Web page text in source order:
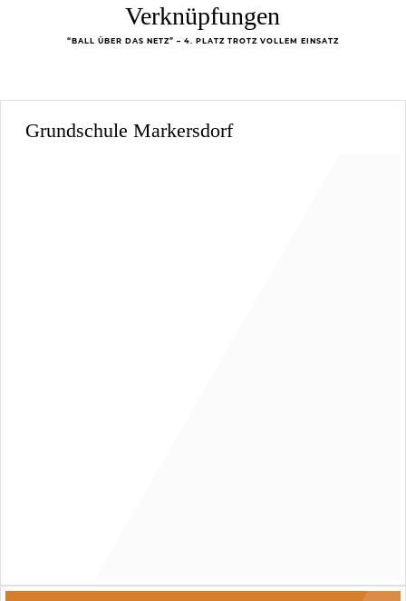
Verknüpfungen
“BALL ÜBER DAS NETZ” – 4. PLATZ TROTZ VOLLEM EINSATZ
Grundschule Markersdorf